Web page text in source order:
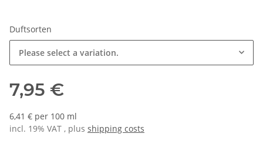
Duftsorten
Please select a variation.
7,95 €
6,41 € per 100 ml
incl. 19% VAT , plus shipping costs